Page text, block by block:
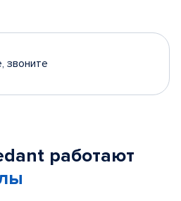
звоните
работают